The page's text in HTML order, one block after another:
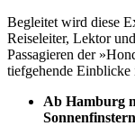
Begleitet wird diese
Reiseleiter, Lektor
Passagieren der
tiefgehende Einblicke
Ab Hamburg